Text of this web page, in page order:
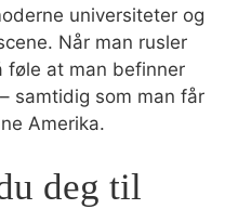
universiteter og
Når man rusler
føle at man befinner
samtidig som man får
Amerika.
deg til